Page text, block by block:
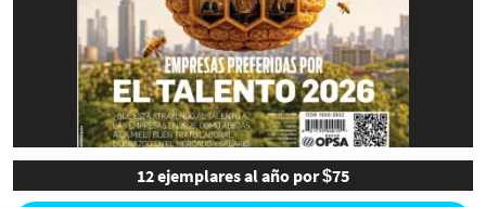
12 ejemplares al año por $75